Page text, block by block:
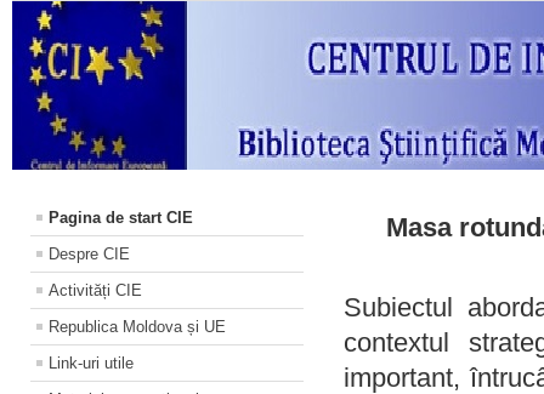
Pagina de start CIE
Despre CIE
Activități CIE
Republica Moldova și UE
Link-uri utile
Masa
Subiectul
contextul
important,